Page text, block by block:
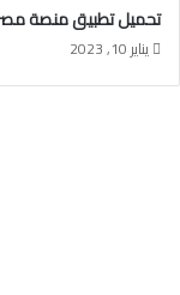
تحميل تطبيق منصة
يناير 10, 2023